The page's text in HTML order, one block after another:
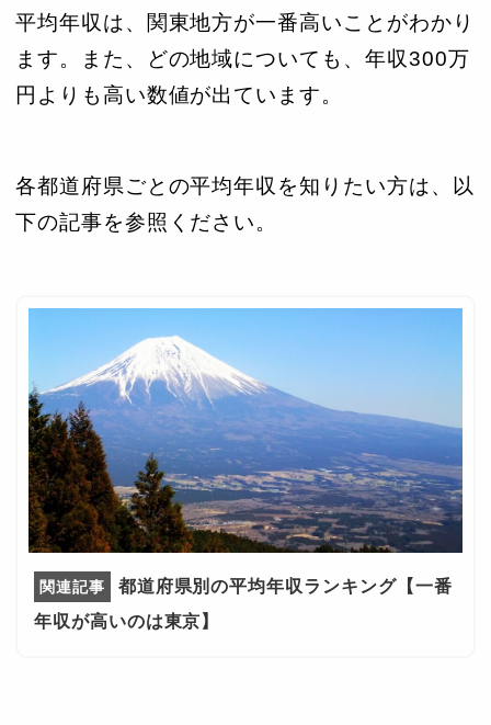
平均年収は、関東地方が一番高いことがわかり
ます。また、どの地域についても、年収300万
円よりも高い数値が出ています。
各都道府県ごとの平均年収を知りたい方は、以
下の記事を参照ください。
都道府県別の平均年収ランキング【一番
年収が高いのは東京】